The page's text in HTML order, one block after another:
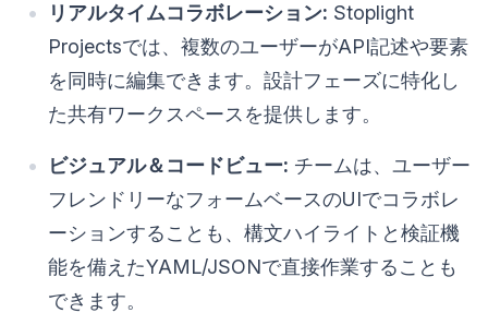
リアルタイムコラボレーション: Stoplight
Projectsでは、複数のユーザーがAPI記述や要素
を同時に編集できます。設計フェーズに特化し
た共有ワークスペースを提供します。
ビジュアル＆コードビュー: チームは、ユーザー
フレンドリーなフォームベースのUIでコラボレ
ーションすることも、構文ハイライトと検証機
能を備えたYAML/JSONで直接作業することも
できます。